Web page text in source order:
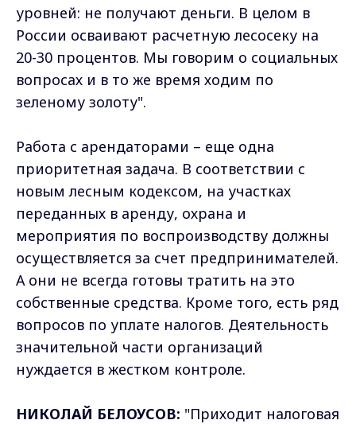
уровней: не получают деньги. В целом в
России осваивают расчетную лесосеку на
20-30 процентов. Мы говорим о социальных
вопросах и в то же время ходим по
зеленому золоту".
Работа с арендаторами – еще одна
приоритетная задача. В соответствии с
новым лесным кодексом, на участках
переданных в аренду, охрана и
мероприятия по воспроизводству должны
осуществляется за счет предпринимателей.
А они не всегда готовы тратить на это
собственные средства. Кроме того, есть ряд
вопросов по уплате налогов. Деятельность
значительной части организаций
нуждается в жестком контроле.
НИКОЛАЙ БЕЛОУСОВ: "Приходит налоговая